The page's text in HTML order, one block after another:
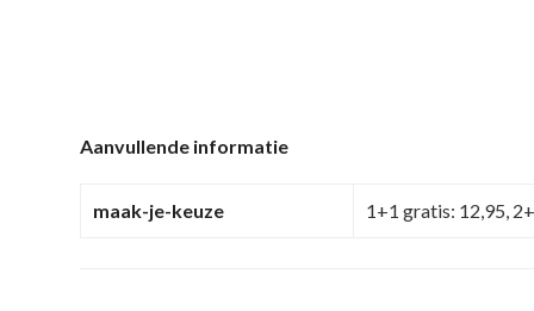
Aanvullende informatie
maak-je-keuze 1+1 gratis: 12,95,